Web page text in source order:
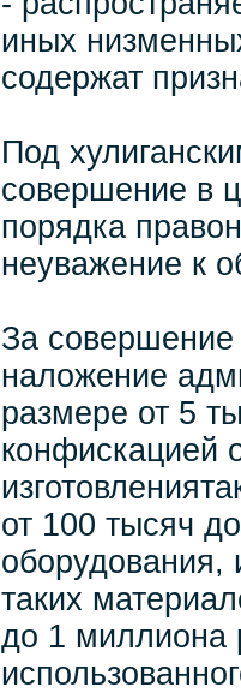
иных
содержат
Под
совершение в
порядка
неуважение к
За совершение
наложение
размере от 5
конфискацией
от 100 тысяч
оборудования,
таких
до 1 миллиона